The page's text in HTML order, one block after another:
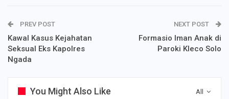
PREV POST
Kawal Kasus Kejahatan
Seksual Eks Kapolres
Ngada
NEXT POST
Formasio Iman Anak di
Paroki Kleco Solo
All
You Might Also Like